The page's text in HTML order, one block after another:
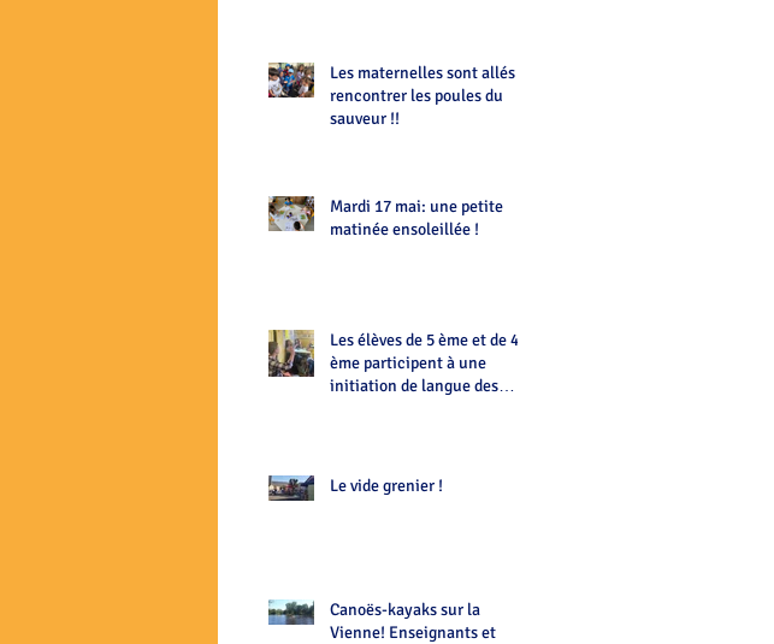
Les maternelles sont allés
rencontrer les poules du
sauveur !!
Mardi 17 mai: une petite
matinée ensoleillée !
Les élèves de 5 ème et de 4
ème participent à une
initiation de langue des
Le vide grenier !
Canoës-kayaks sur la
Vienne! Enseignants et